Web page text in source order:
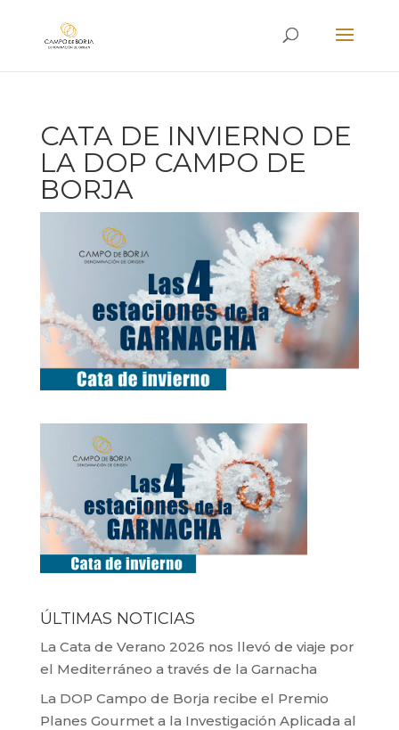
CATA DE INVIERNO DE
LA DOP CAMPO DE
BORJA
ÚLTIMAS NOTICIAS
La Cata de Verano 2026 nos llevó de viaje por
el Mediterráneo a través de la Garnacha
La DOP Campo de Borja recibe el Premio
Planes Gourmet a la Investigación Aplicada al